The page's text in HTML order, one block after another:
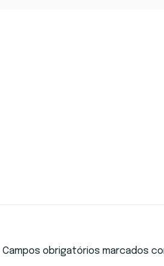
Campos obrigatórios marcados